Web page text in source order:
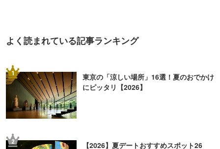
よく読まれている記事ランキング
1
東京の「涼しい場所」16選！夏のおでかけ
にピッタリ【2026】
2
【2026】夏デートおすすめスポット26